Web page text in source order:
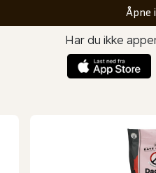
Åpne
Har du ikke